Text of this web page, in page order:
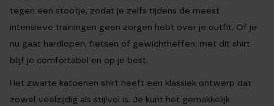
tegen een stootje, zodat je zelfs tijdens de meest
intensieve trainingen geen zorgen hebt over je outfit. Of je
nu gaat hardlopen, fietsen of gewichtheffen, met dit shirt
blijf je comfortabel en op je best.
Het zwarte katoenen shirt heeft een klassiek ontwerp dat
zowel veelzijdig als stijlvol is. Je kunt het gemakkelijk